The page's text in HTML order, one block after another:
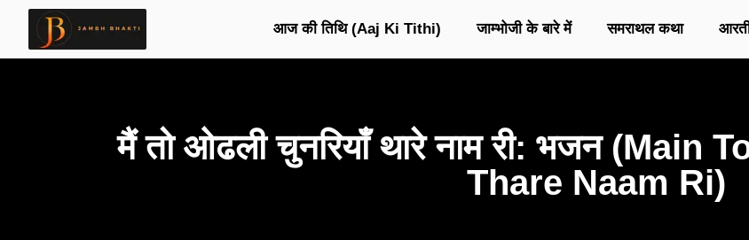
आज की तिथि (Aaj Ki Tithi) जाम्भोजी के बारे में समराथल कथा
मैं तो ओढली चुनरियाँ थारे नाम री: भजन
Thare Naam Ri)